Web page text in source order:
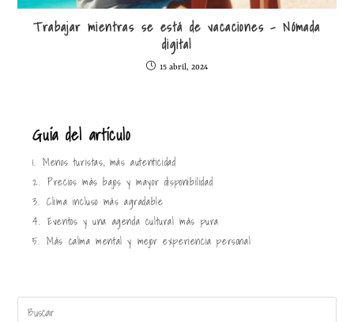
Trabajar mientras se está de vacaciones – Nómada
digital
15 abril, 2024
Guía del artículo
1. Menos turistas, más autenticidad
2. Precios más bajos y mayor disponibilidad
3. Clima incluso más agradable
4. Eventos y una agenda cultural más pura
5. Más calma mental y mejor experiencia personal